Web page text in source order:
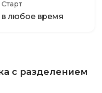
Старт
в любое время
с разделением